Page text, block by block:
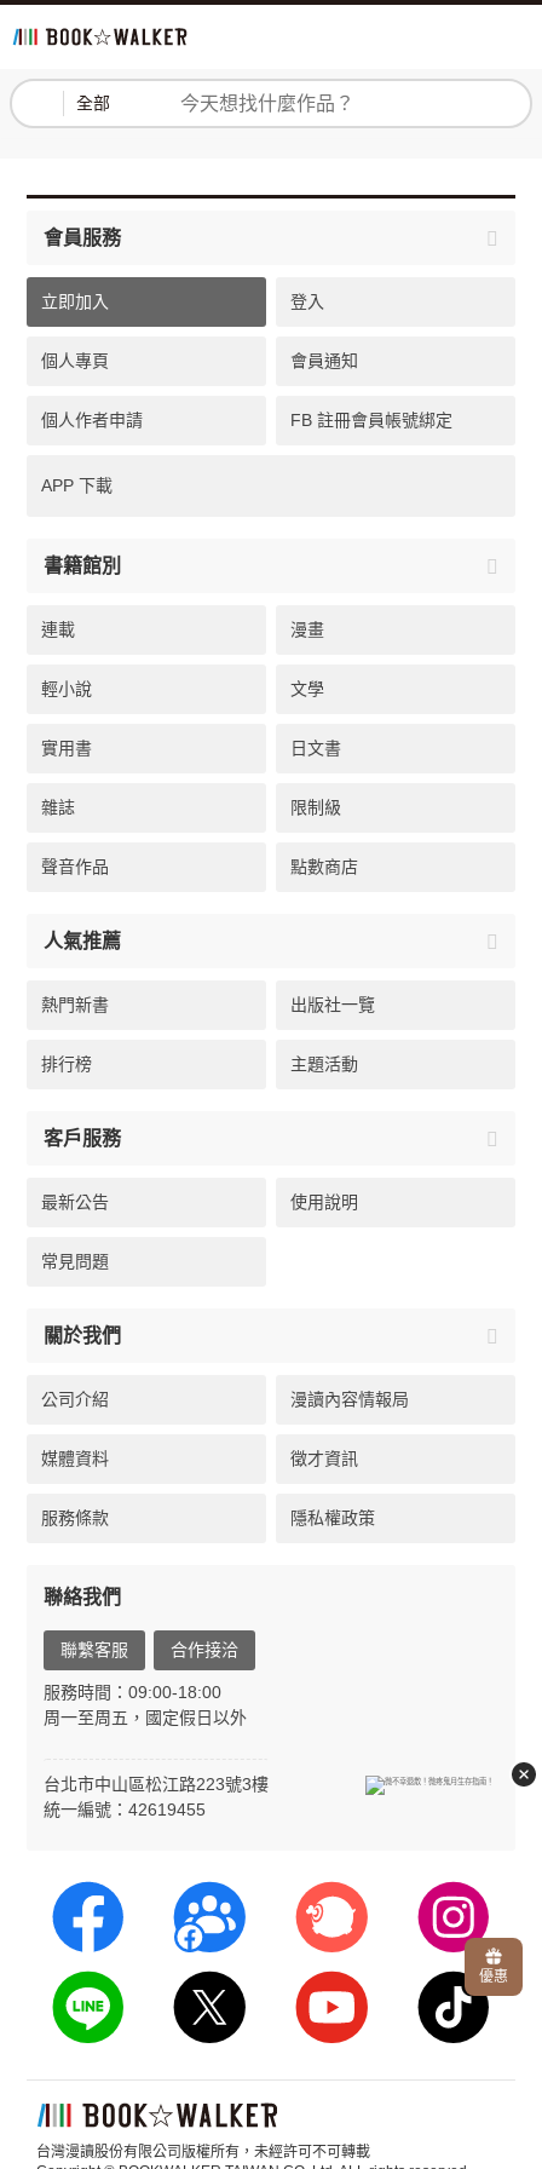
全部 登入 註冊
優惠
會員服務
立即加入 登入
個人專頁 會員通知
個人作者申請 FB 註冊會員帳號綁定
APP 下載
書籍館別
連載 漫畫
輕小說 文學
實用書 日文書
雜誌 限制級
聲音作品 點數商店
人氣推薦
熱門新書 出版社一覽
排行榜 主題活動
客戶服務
最新公告 使用說明
常見問題
關於我們
公司介紹 漫讀內容情報局
媒體資料 徵才資訊
服務條款 隱私權政策
聯絡我們
聯繫客服 合作接洽
服務時間：09:00-18:00
周一至周五，國定假日以外
台北市中山區松江路223號3樓
統一編號：42619455
台灣漫讀股份有限公司版權所有，未經許可不可轉載